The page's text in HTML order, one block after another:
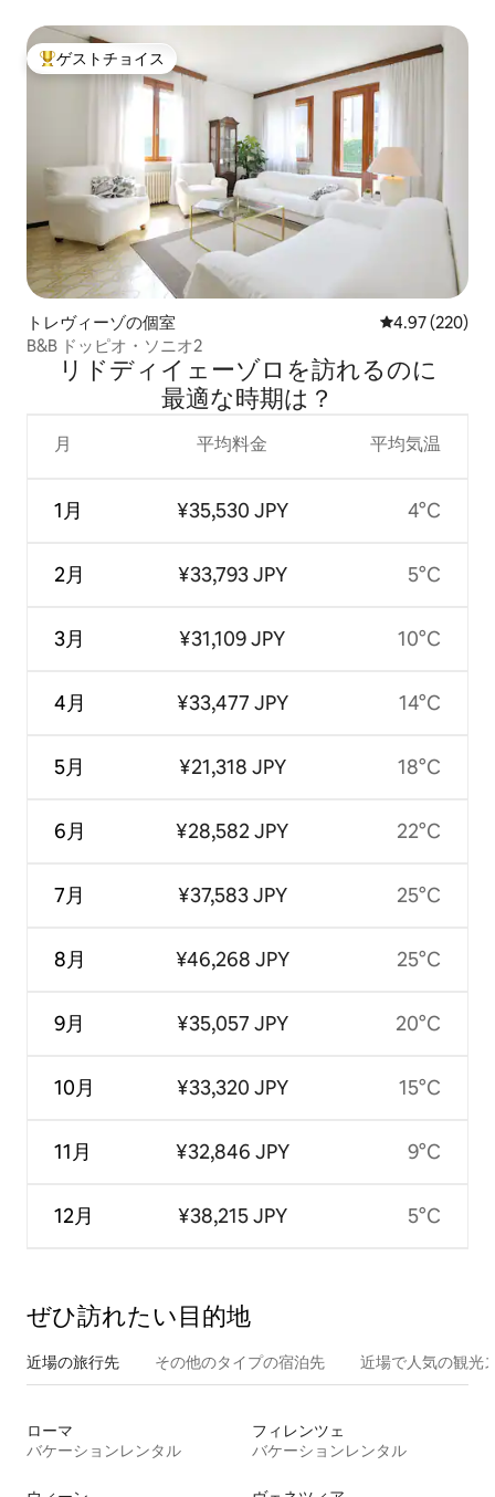
大好評のゲストチョイスです。
ゲストチョイス
トレヴィーゾの個室 レビュー220
4.97 (220)
B&B ドッピオ・ソニオ2
リドディイェーゾロを訪⁠れ⁠るの⁠に
最⁠適⁠な時⁠期⁠は⁠？
月
1月
2月
3月
4月
5月
6月
7月
8月
9月
10月
11月
12月
平均料金
¥35,530 JPY
¥33,793 JPY
¥31,109 JPY
¥33,477 JPY
¥21,318 JPY
¥28,582 JPY
¥37,583 JPY
¥46,268 JPY
¥35,057 JPY
¥33,320 JPY
¥32,846 JPY
¥38,215 JPY
平均気温
4°C
5°C
10°C
14°C
18°C
22°C
25°C
25°C
20°C
15°C
9°C
5°C
ぜひ訪⁠れ⁠た⁠い目⁠的⁠地
近場の旅行先 その他のタ⁠イ⁠プ⁠の宿⁠泊⁠先 近場で人気の観光
ローマ
バケーションレンタル
フィレンツェ
バケーションレンタル